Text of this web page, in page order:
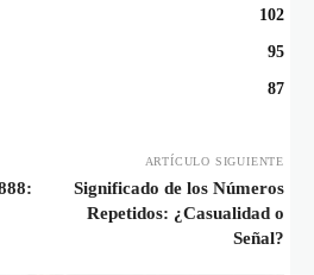
102
95
87
ARTÍCULO SIGUIENTE
Significado de los Números
Repetidos: ¿Casualidad o
Señal?